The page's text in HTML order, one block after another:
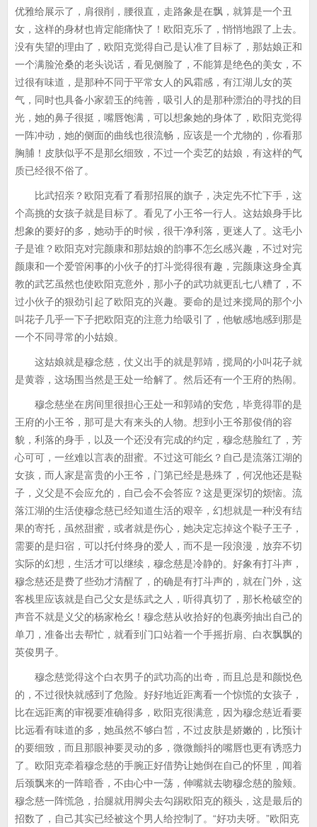
优雅给展示了，肩很削，腰很直，走路象是在飘，就算是一个丑
女，这样的身材也肯定能痛快了！欧阳克乐了，悄悄地跟了上去。
没有失望的理由了，欧阳克觉得自己是认准了目标了，那姑娘正和
一个满脸沧桑的老头说话，看见侧脸了，不能算是绝色的美女，不
过很有味道，是那种不同于平常女人的风霜感，有江湖儿女的英
气，同时也具备小家碧玉的纯善，吸引人的是那种漂泊的寻找的目
光，她的鼻子很挺，嘴唇饱满，可以想象她的身体了，欧阳克觉得
一阵冲动，她的侧面的曲线也很流畅，应该是一个尤物的，你看那
胸脯！皮肤似乎不是那幺细致，不过一个卖艺的姑娘，有这样的气
质已经很不俗了。
比武招亲？欧阳克看了看那招展的旗子，决定先不忙下手，这
个高挑的女孩子就是目标了。看见了小王爷一行人。这姑娘身手比
想象的要好的多，她动手的时候，很干净利落，更迷人了。这毛小
子是谁？欧阳克对完颜康和那姑娘的韵事不怎幺感兴趣，不过对完
颜康和一个爱管闲事的小伙子的打斗觉得很有趣，完颜康这身全真
教的武艺虽然也使欧阳克意外，那小子的武功就更乱七八糟了，不
过小伙子的狠劲引起了欧阳克的兴趣。要命的是过来搅局的那个小
叫花子几乎一下子把欧阳克的注意力给吸引了，他敏感地感到那是
一个不同寻常的小姑娘。
这姑娘就是穆念慈，仗义出手的就是郭靖，搅局的小叫花子就
是黄蓉，这场围当然是王处一给解了。然后还有一个王府的热闹。
穆念慈坐在房间里很担心王处一和郭靖的安危，毕竟得罪的是
王府的小王爷，那可是大有来头的人物。想到小王爷那俊俏的容
貌，利落的身手，以及一个还没有完成的约定，穆念慈脸红了，芳
心可可，一丝难以言表的甜蜜。不过这可能幺？自己是流落江湖的
女孩，而人家是富贵的小王爷，门第已经是悬殊了，何况他还是鞑
子，义父是不会应允的，自己会不会答应？这是更深切的烦恼。流
落江湖的生活使穆念慈已经知道生活的艰辛，幻想就是一种没有结
果的寄托，虽然甜蜜，或者就是伤心，她决定忘掉这个鞑子王子，
需要的是归宿，可以托付终身的爱人，而不是一段浪漫，放弃不切
实际的幻想，生活才可以继续，穆念慈是冷静的。好象有打斗声，
穆念慈还是费了些劲才清醒了，的确是有打斗声的，就在门外，这
客栈里应该就是自己父女是练武之人，听得真切了，那长枪破空的
声音不就是义父的杨家枪幺！穆念慈从收拾好的包裹旁抽出自己的
单刀，准备出去帮忙，就看到门口站着一个手摇折扇、白衣飘飘的
英俊男子。
穆念慈觉得这个白衣男子的武功高的出奇，而且总是和颜悦色
的，不过很快就感到了危险。好好地近距离看一个惊慌的女孩子，
比在远距离的审视要准确得多，欧阳克很满意，因为穆念慈近看要
比远看有味道的多，她虽然不够白皙，不过皮肤是娇嫩的，比预计
的要细致，而且那眼神要灵动的多，微微颤抖的嘴唇也更有诱惑力
了。欧阳克牵着穆念慈的手腕正好借势让她倒在自己的怀里，闻着
后颈飘来的一阵暗香，不由心中一荡，伸嘴就去吻穆念慈的脸颊。
穆念慈一阵慌急，抬腿就用脚尖去勾踢欧阳克的额头，这是最后的
招数了，自己其实已经被这个男人给控制了。“好功夫呀。”欧阳克